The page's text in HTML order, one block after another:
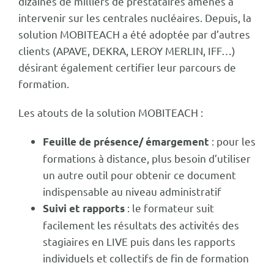
intervenir sur les centrales nucléaires. Depuis, la
solution MOBITEACH a été adoptée par d’autres
clients (APAVE, DEKRA, LEROY MERLIN, IFF…)
désirant également certifier leur parcours de
formation.
Les atouts de la solution MOBITEACH :
Feuille de présence/ émargement : pour les
formations à distance, plus besoin d’utiliser
un autre outil pour obtenir ce document
indispensable au niveau administratif
Suivi et rapports: le formateur suit
facilement les résultats des activités des
stagiaires en LIVE puis dans les rapports
individuels et collectifs de fin de formation